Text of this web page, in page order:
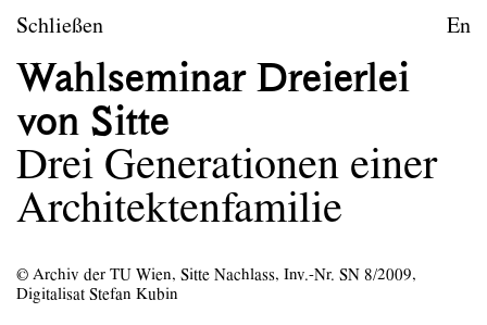
zum Inhalt springen
Städtebau und Entwerfen
Leitbild
Lehre
Schließen En
Wahlseminar Dreierlei
von Sitte
Drei Generationen einer
Architektenfamilie
© Archiv der TU Wien, Sitte Nachlass, Inv.-Nr. SN 8/2009,
Digitalisat Stefan Kubin
Lehre
Lehre Wintersemester 2026/27
Lehre Wintersemester 2025/26